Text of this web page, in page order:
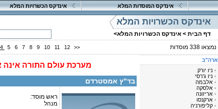
אינדקס המוסדות המלא אינדקס הכשרויות המלא
אינדקס הכשרויות המלא
דף הבית > אינדקס הכשרויות המלא>
נמצאו 338 מוסדות 4 5 6 7 8 9 10 11 12 >>
מערכת עולם התורה אינה
בד"ץ אמסטרדם
ראש מוסד:
מנהל
טלפון 1:
טלפון 2:
איש קשר:
ארה"ב
ניו יורק
ניו ג'רסי
אלבמה
אלסקה
אריזונה
ארקנסו
קליפורניה